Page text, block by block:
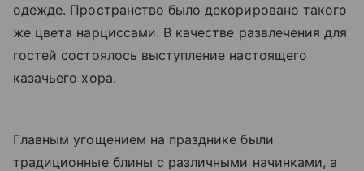
одежде. Пространство было декорировано такого
же цвета нарциссами. В качестве развлечения для
гостей состоялось выступление настоящего
казачьего хора.
Главным угощением на празднике были
традиционные блины с различными начинками, а